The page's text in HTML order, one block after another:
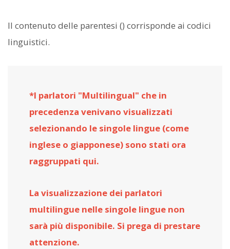
Il contenuto delle parentesi () corrisponde ai codici
linguistici.
*I parlatori "Multilingual" che in
precedenza venivano visualizzati
selezionando le singole lingue (come
inglese o giapponese) sono stati ora
raggruppati qui.
La visualizzazione dei parlatori
multilingue nelle singole lingue non
sarà più disponibile. Si prega di prestare
attenzione.